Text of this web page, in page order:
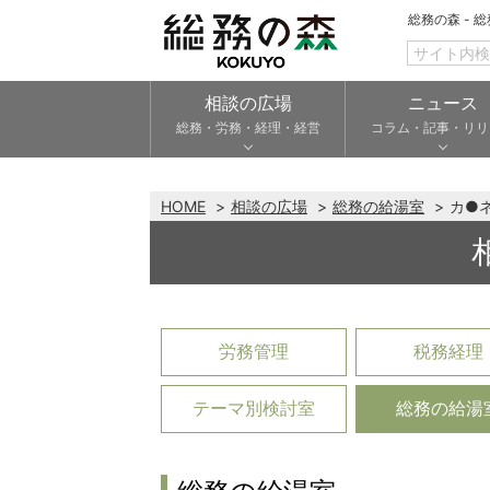
総務の森 - 総
相談の広場
総務・労務・経理・経営
ニュース
コラム・記事・リ
HOME 相談の広場 総務の給湯室 カ●
労務管理 税務経理
テーマ別検討室 総務の給湯